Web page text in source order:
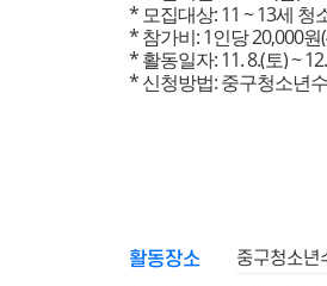
* 모집대상: 11 ~ 13세 청
* 참가비: 1인당 20,000
* 활동일자: 11. 8.(토) ~
* 신청방법: 중구청소년
활동장소
중구청소년